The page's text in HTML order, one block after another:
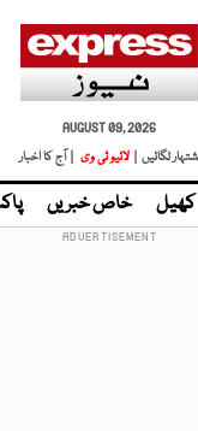
AUGUST 09, 2026
لگائیں |
لائیو ٹی وی | آج کا اخبار
کھیل خاص خبریں